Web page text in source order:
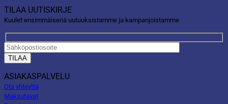
TILAA UUTISKIRJE
Kuulet ensimmäisenä uutuuksistamme ja kampanjoistamme
ASIAKASPALVELU
Ota yhteyttä
Maksutavat